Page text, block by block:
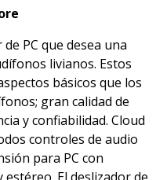
PC que desea una
livianos. Estos
básicos que los
gran calidad de
y confiabilidad. Cloud
controles de audio
para PC con